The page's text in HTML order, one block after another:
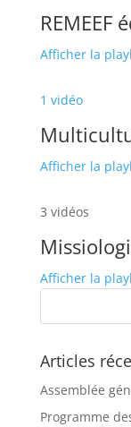
REMEEF
Afficher la
1 vidéo
Afficher la
3 vidéos
Afficher la
Articles
Assemblée
Programme